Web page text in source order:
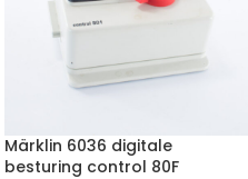
Märklin 6036 digitale
besturing control 80F